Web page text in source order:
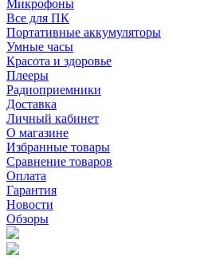
Микрофоны
Все для ПК
Портативные аккумуляторы
Умные часы
Красота и здоровье
Плееры
Радиоприемники
Доставка
Личный кабинет
О магазине
Избранные товары
Сравнение товаров
Оплата
Гарантия
Новости
Обзоры